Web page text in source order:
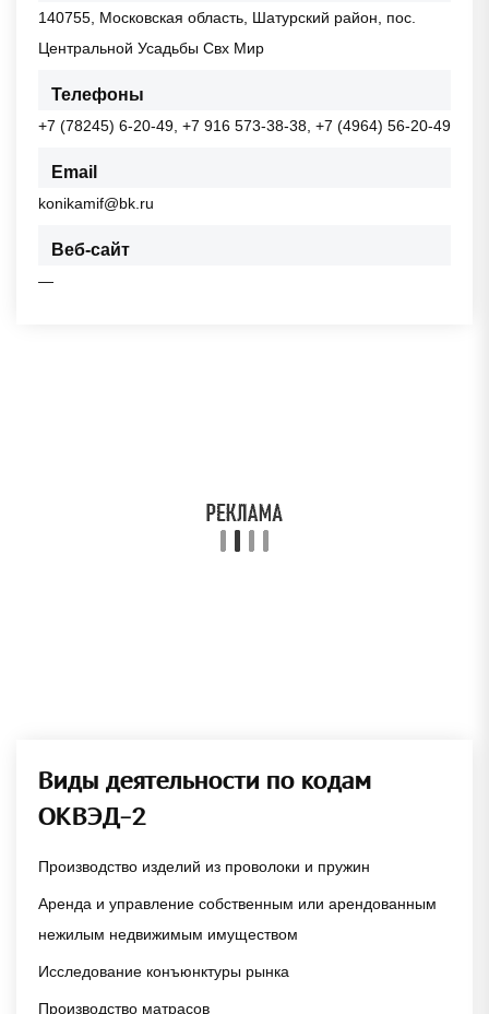
140755, Московская область, Шатурский район, пос.
Центральной Усадьбы Свх Мир
Телефоны
+7 (78245) 6-20-49, +7 916 573-38-38, +7 (4964) 56-20-49
Email
konikamif@bk.ru
Веб-сайт
—
Виды деятельности по кодам
ОКВЭД-2
Производство изделий из проволоки и пружин
Аренда и управление собственным или арендованным
нежилым недвижимым имуществом
Исследование конъюнктуры рынка
Производство матрасов